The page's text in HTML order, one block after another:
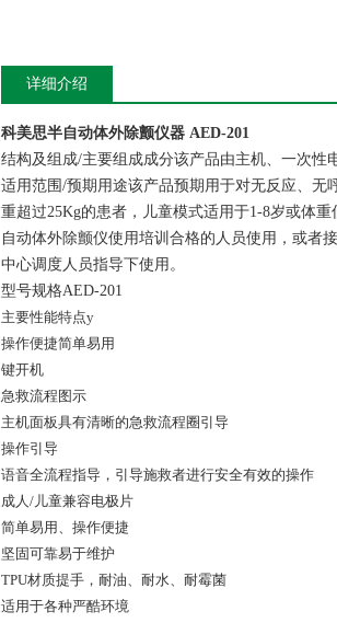
详细介绍
科美思半自动体外除颤仪器 AED-201
结构及组成/主要组成成分该产品由主机、一次性
适用范围/预期用途该产品预期用于对无反应、
重超过25Kg的患者，儿童模式适用于1-8岁或体
自动体外除颤仪使用培训合格的人员使用，或者
中心调度人员指导下使用。
型号规格AED-201
主要性能特点y
操作便捷简单易用
键开机
急救流程图示
主机面板具有清晰的急救流程圈引导
操作引导
语音全流程指导，引导施救者进行安全有效的操作
成人/儿童兼容电极片
简单易用、操作便捷
坚固可靠易于维护
TPU材质提手，耐油、耐水、耐霉菌
适用于各种严酷环境